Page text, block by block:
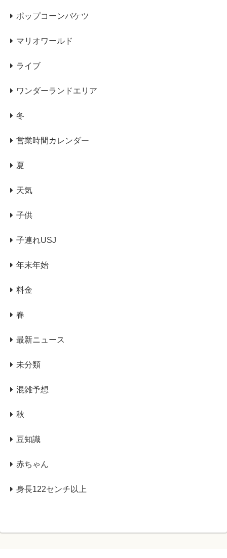
ポップコーンバケツ
マリオワールド
ライブ
ワンダーランドエリア
冬
営業時間カレンダー
夏
天気
子供
子連れUSJ
年末年始
料金
春
最新ニュース
未分類
混雑予想
秋
豆知識
赤ちゃん
身長122センチ以上